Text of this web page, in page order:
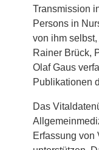
Transmission
Persons in
von ihm
Rainer Brück,
Olaf Gaus
Publikationen
Das
Erfassung von